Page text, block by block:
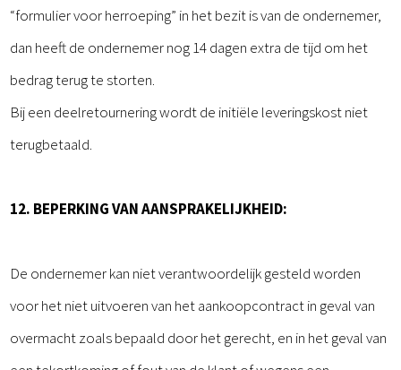
“formulier voor herroeping” in het bezit is van de ondernemer,
dan heeft de ondernemer nog 14 dagen extra de tijd om het
bedrag terug te storten.
Bij een deelretournering wordt de initiële leveringskost niet
terugbetaald.
12. BEPERKING VAN AANSPRAKELIJKHEID:
De ondernemer kan niet verantwoordelijk gesteld worden
voor het niet uitvoeren van het aankoopcontract in geval van
overmacht zoals bepaald door het gerecht, en in het geval van